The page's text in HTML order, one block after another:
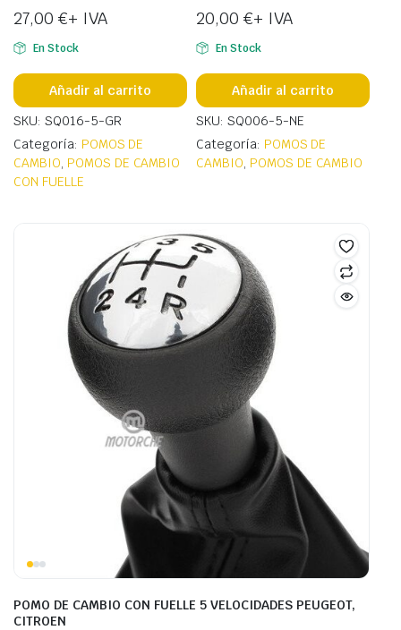
27,00 €+ IVA
En Stock
Añadir al carrito
SKU: SQ016-5-GR
Categoría: POMOS DE
CAMBIO, POMOS DE CAMBIO
CON FUELLE
20,00 €+ IVA
En Stock
Añadir al carrito
SKU: SQ006-5-NE
Categoría: POMOS DE
CAMBIO, POMOS DE CAMBIO
POMO DE CAMBIO CON FUELLE 5 VELOCIDADES PEUGEOT,
CITROEN